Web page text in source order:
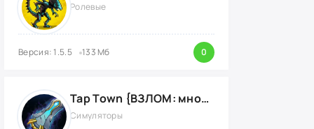
Ролевые
Версия: 1.5.5 133 Мб 0
Tap Town {ВЗЛОМ: много денег}
Симуляторы